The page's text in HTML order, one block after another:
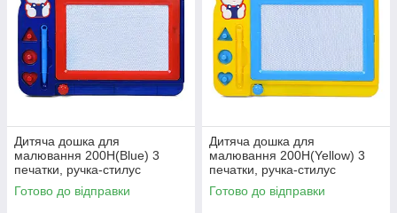
Дитяча дошка для
малювання 200H(Blue) 3
печатки, ручка-стилус
Готово до відправки
Дитяча дошка для
малювання 200H(Yellow) 3
печатки, ручка-стилус
Готово до відправки